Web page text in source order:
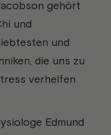
gehört
und
und
die uns zu
verhelfen
Edmund